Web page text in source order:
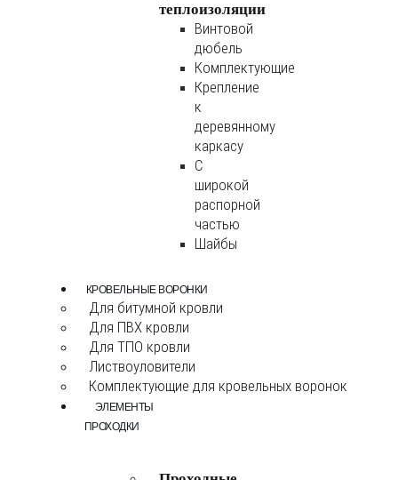
теплоизоляции
Винтовой
дюбель
Комплектующие
Крепление
к
деревянному
каркасу
С
широкой
распорной
частью
Шайбы
КРОВЕЛЬНЫЕ ВОРОНКИ
Для битумной кровли
Для ПВХ кровли
Для ТПО кровли
Листвоуловители
Комплектующие для кровельных воронок
ЭЛЕМЕНТЫ
ПРОХОДКИ